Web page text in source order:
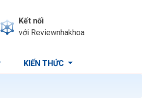
Kết nối
với Reviewnhakhoa
KIẾN THỨC